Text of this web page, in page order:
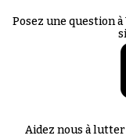
Posez une question
Aidez nous à